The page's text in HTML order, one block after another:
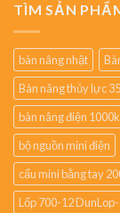
TÌM SẢN
bàn nâng nhật
Bàn nâng thủy lực
bàn nâng điện
bộ nguồn mini điện
cẩu mini bằng tay
Lốp 700-12